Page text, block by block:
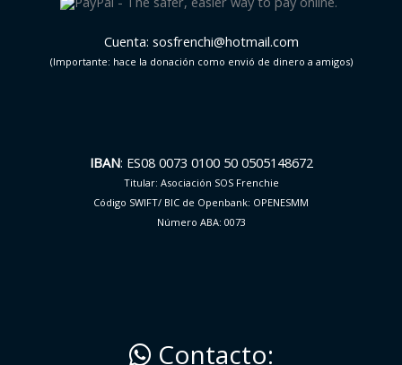
Cuenta: sosfrenchi@hotmail.com
(Importante: hace la donación como envió de dinero a amigos)
IBAN: ES08 0073 0100 50 0505148672
Titular: Asociación SOS Frenchie
Código SWIFT/ BIC de Openbank: OPENESMM
Número ABA: 0073
Contacto: